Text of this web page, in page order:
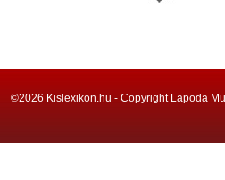
©2026 Kislexikon.hu - Copyright Lapoda